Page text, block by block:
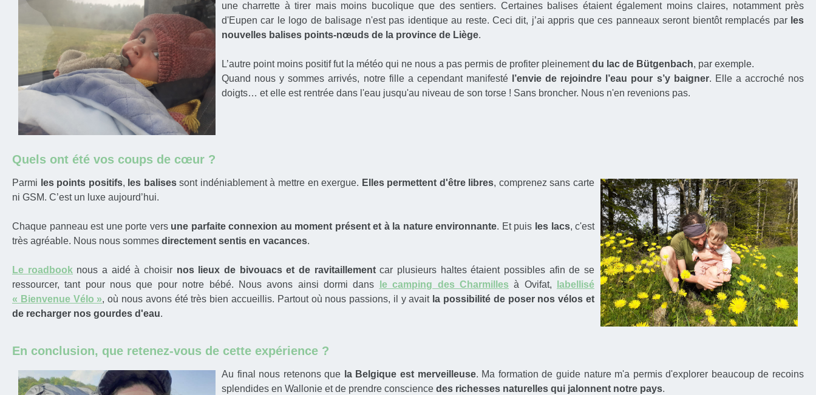
une charrette à tirer mais moins bucolique que des sentiers. Certaines balises étaient également moins claires, notamment près
d'Eupen car le logo de balisage n'est pas identique au reste. Ceci dit, j’ai appris que ces panneaux seront bientôt remplacés par les
nouvelles balises points-nœuds de la province de Liège.
L’autre point moins positif fut la météo qui ne nous a pas permis de profiter pleinementdu lac de Bütgenbach, par exemple.
Quand nous y sommes arrivés, notre fille a cependant manifesté
l’envie de rejoindre l’eau pour s’y baigner. Elle a accroché nos
doigts… et elle est rentrée dans l'eau jusqu'au niveau de son torse ! Sans broncher. Nous n'en revenions pas.
Quels ont été vos coups de cœur ?
Parmi les points positifs, les balisessont indéniablement à mettre en exergue. Elles permettent d'être libres, comprenez sans carte
ni GSM. C’est un luxe aujourd’hui.
Chaque panneau est une porte vers une parfaite connexion au moment présent et à la nature environnante. Et puis les lacs, c'est
très agréable. Nous nous sommes directement sentis en vacances.
Le roadbooknous a aidé à choisir nos lieux de bivouacs et de ravitaillementcar plusieurs haltes étaient possibles afin de se
ressourcer, tant pour nous que pour notre bébé. Nous avons ainsi dormi dans
le camping des Charmilles à Ovifat,
labellisé
« Bienvenue Vélo », où nous avons été très bien accueillis. Partout où nous passions, il y avait la possibilité de poser nos vélos et
de recharger nos gourdes d'eau.
En conclusion, que retenez-vous de cette expérience ?
Au final nous retenons que la Belgique est merveilleuse. Ma formation de guide nature m'a permis d'explorer beaucoup de recoins
splendides en Wallonie et de prendre conscience des richesses naturelles qui jalonnent notre pays.